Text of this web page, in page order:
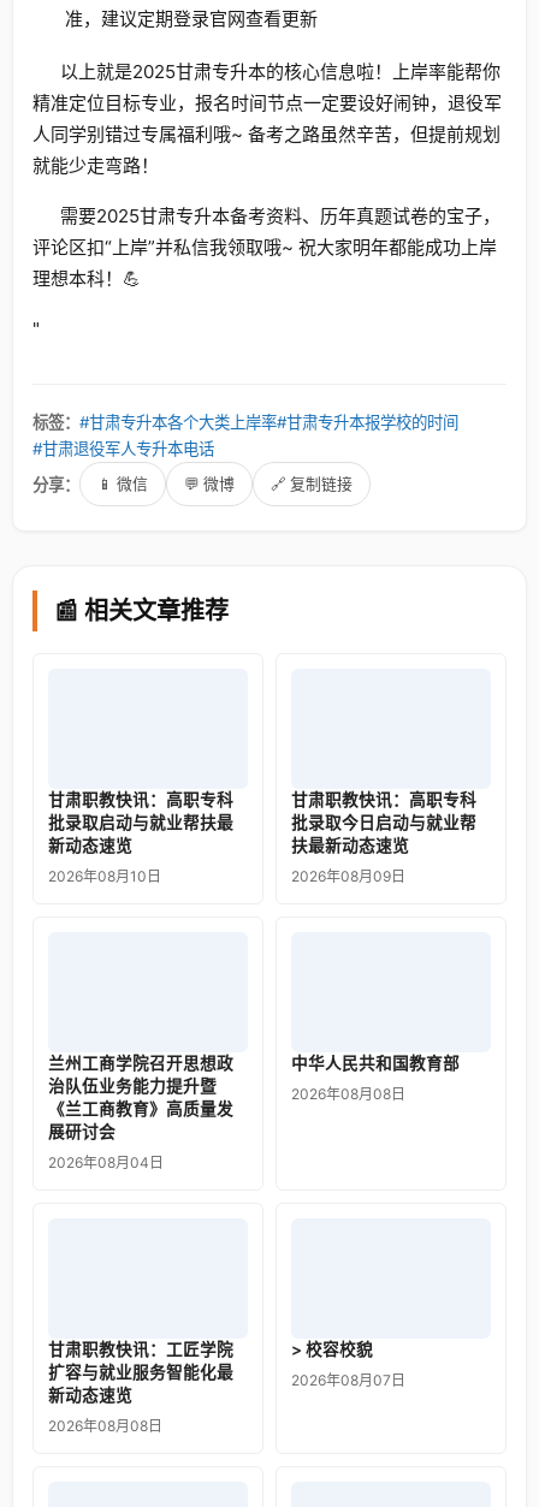
准，建议定期登录官网查看更新
以上就是2025甘肃专升本的核心信息啦！上岸率能帮你
精准定位目标专业，报名时间节点一定要设好闹钟，退役军
人同学别错过专属福利哦~ 备考之路虽然辛苦，但提前规划
就能少走弯路！
需要2025甘肃专升本备考资料、历年真题试卷的宝子，
评论区扣“上岸”并私信我领取哦~ 祝大家明年都能成功上岸
理想本科！💪
"
标签： #甘肃专升本各个大类上岸率#甘肃专升本报学校的时间
#甘肃退役军人专升本电话
分享：
📱 微信 💬 微博 🔗 复制链接
📰 相关文章推荐
甘肃职教快讯：高职专科
批录取启动与就业帮扶最
新动态速览
2026年08月10日
甘肃职教快讯：高职专科
批录取今日启动与就业帮
扶最新动态速览
2026年08月09日
兰州工商学院召开思想政
治队伍业务能力提升暨
《兰工商教育》高质量发
展研讨会
2026年08月04日
中华人民共和国教育部
2026年08月08日
甘肃职教快讯：工匠学院
扩容与就业服务智能化最
新动态速览
2026年08月08日
> 校容校貌
2026年08月07日